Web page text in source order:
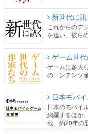
新世代に訊
これからのデ
を追い、彼ら
ゲーム世
ゲームに多大
のコンテンツ
日本モバ
日本のモバイ
網羅するほか
載。約20年の